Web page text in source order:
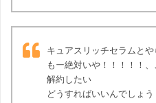
キュアスリッチセラムとや
もー絶対いや！！！！！、
解約したい
どうすればいいんでしょう